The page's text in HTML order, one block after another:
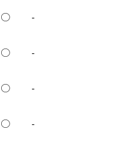
○ -
○ -
○ -
○
-